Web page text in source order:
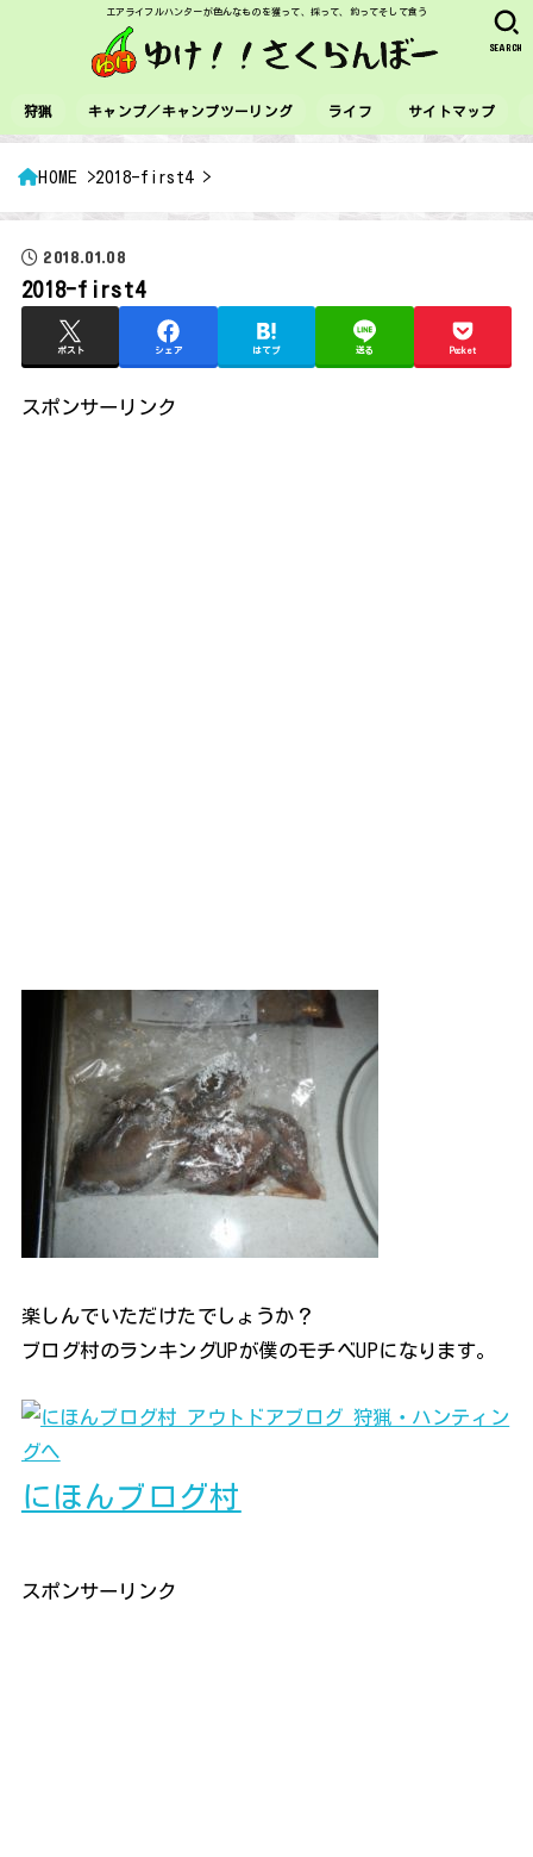
エアライフルハンターが色んなものを獲って、採って、釣ってそして食う
狩猟 キャンプ／キャンプツーリング ライフ サイトマップ
SEARCH
HOME 2018-first4
2018.01.08
2018-first4
ポスト シェア はてブ 送る Pocket
スポンサーリンク
楽しんでいただけたでしょうか？
ブログ村のランキングUPが僕のモチベUPになります。
にほんブログ村
スポンサーリンク